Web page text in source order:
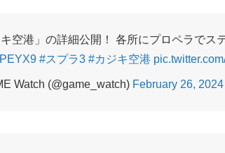
空港」の詳細公開！ 各所にプロペラでス
#スプラ3 #カジキ空港
Watch (@game_watch) February 26, 2024